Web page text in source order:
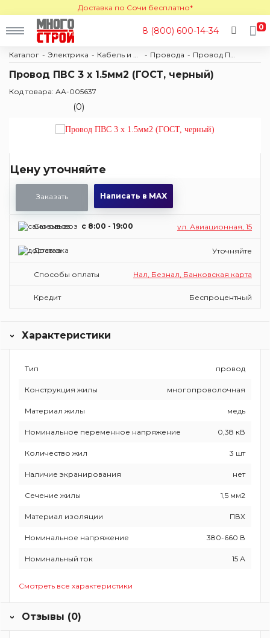
Доставка по Сочи бесплатно*
8 (800) 600-14-34 0
Каталог Электрика Провода
Провод ПВС 3 х 1.5мм2 (ГОСТ, черный)
Код товара: АА-005637
(0)
Цену уточняйте
Заказать Написать в MAX
Самовывоз c 8:00 - 19:00 ул. Авиационная, 15
Доставка Уточняйте
Способы оплаты Нал, Безнал, Банковская карта
Кредит Беспроцентный
Характеристики
Тип провод
Конструкция жилы многопроволочная
Материал жилы медь
Номинальное переменное напряжение 0,38 кВ
Количество жил 3 шт
Наличие экранирования нет
Сечение жилы 1,5 мм2
Материал изоляции ПВХ
Номинальное напряжение 380-660 В
Номинальный ток 15 А
Смотреть все характеристики
Отзывы (0)